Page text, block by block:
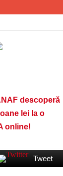
descoperă
lei la o
online!
Tweet